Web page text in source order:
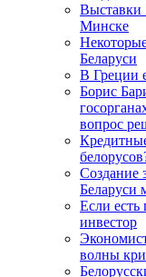
Выставки
Минске
Беларуси
В Греции
Борис
вопрос
Создание
Беларуси
Если есть
инвестор
волны